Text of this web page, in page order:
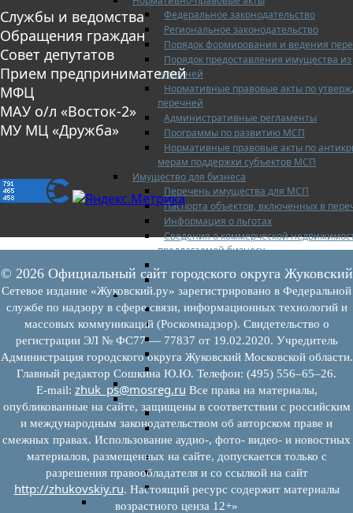
Федеральное законодательство
Региональное законодательство
Порядок формирования и ведения
Порядок предоставления имущества из
перечней
Нормативные правовые акты по
перечней
Административные регламенты
Программы по развитию МСП
Нормативные правовые акты по
мерам поддержки субъектов МСП
Имущество для бизнеса
Перечень имущества для МСП
Паспорта объектов, включенных в
Информация о льготах
Сведения о коммерческой
предлагаемой бизнесу
Инвестиционная карта Московской
Коллегиальный орган
Регламентирующие документы
График заседаний
Протоколы заседаний
Отчеты о деятельности
Иные документы
Материалы Корпорации МСП
Вопрос-ответ
Общие вопросы
Наполнение и актуализация перечней
имущества
Предоставление имущества
Выкуп имущества
Прочие
Информационная поддержка
Службы и ведомства
Обращения граждан
Совет депутатов
Прием предпринимателей
МФЦ
МАУ о/л «Восток-2»
МУ МЦ «Дружба»
© 2026 Официальный сайт городского округа Жуковский
Сетевое издание «Жуковский.ру» зарегистрировано в Федеральной
службе по надзору в сфере связи, информационных технологий и
массовых коммуникаций (Роскомнадзор). Свидетельство о
регистрации ЭЛ № ФС77 — 77837 от 19.02.2020. Учредитель
Администрация городского округа Жуковский Московской области.
Главный редактор Сошкина Ю.Ю. Телефон: (495) 556–65–26.
E‑mail: zhuk_ps@mosreg.ru Все права на материалы,
опубликованные на сайте, защищены в соответствии с российским
и международным законодательством об авторском праве и
смежных правах. Использование аудио-, фото- видео- и новостных
материалов, размещенных на сайте, допускается только с
разрешения правообладателя и со ссылкой на сайт
http://zhukovskiy.ru. Настоящий ресурс содержит материалы
возрастного ценза 12+»